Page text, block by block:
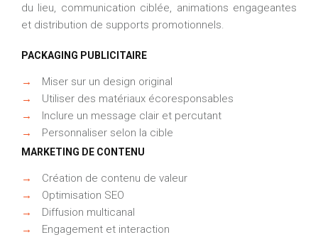
du lieu, communication ciblée, animations engageantes
et distribution de supports promotionnels.
PACKAGING PUBLICITAIRE
→
Miser sur un design original
→
Utiliser des matériaux écoresponsables
→
Inclure un message clair et percutant
→
Personnaliser selon la cible
MARKETING DE CONTENU
→
Création de contenu de valeur
→
Optimisation SEO
→
Diffusion multicanal
→
Engagement et interaction